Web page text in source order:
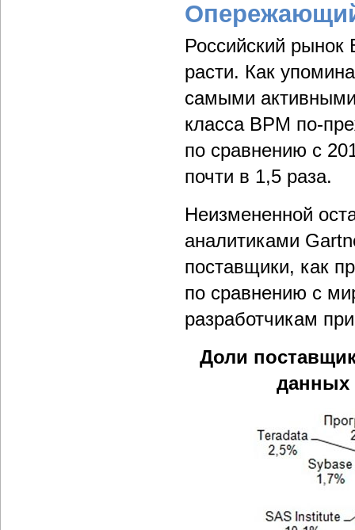
Российский рынок
расти. Как
самыми
класса BPM по-
по сравнению с
почти в 1,5 раза.
Неизмененной
аналитиками
поставщики, как
по сравнению с
разработчикам
Доли
данных